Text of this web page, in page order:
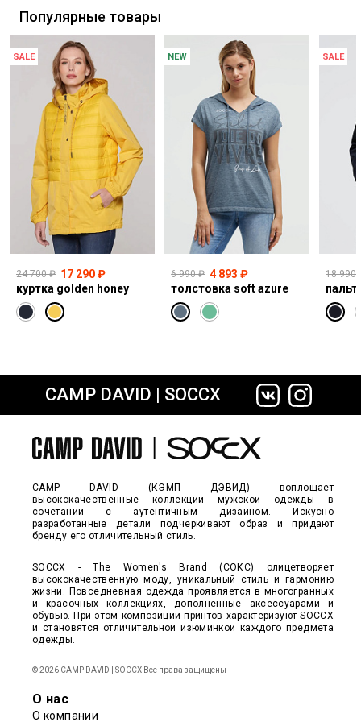
сайте СДЭК
Популярные товары
SALE
24 700 ₽ 17 290 ₽
куртка golden honey
NEW
6 990 ₽ 4 893 ₽
толстовка soft azure
SALE
18 990
CAMP DAVID | SOCCX
CAMP DAVID (КЭМП ДЭВИД) воплощает
высококачественные коллекции мужской одежды в
сочетании с аутентичным дизайном. Искусно
разработанные детали подчеркивают образ и придают
бренду его отличительный стиль.
SOCCX - The Women's Brand (СОКС) олицетворяет
высококачественную моду, уникальный стиль и гармонию
жизни. Повседневная одежда проявляется в многогранных
и красочных коллекциях, дополненные аксессуарами и
обувью. При этом композиции принтов характеризуют SOCCX
и становятся отличительной изюминкой каждого предмета
одежды.
© 2026 CAMP DAVID | SOCCX Все права защищены
О нас
О компании